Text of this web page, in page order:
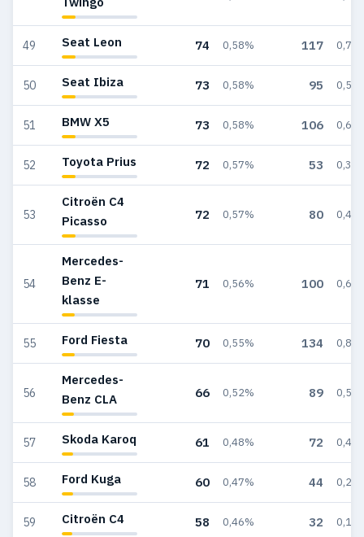
49 Seat Leon 74 0,58% 117
50 Seat Ibiza 73 0,58% 95
51 BMW X5 73 0,58% 106
52 Toyota Prius 72 0,57% 53
53
Citroën C4
Picasso
72 0,57% 80
54
Mercedes-
Benz E-
klasse
71 0,56% 100
55 Ford Fiesta 70 0,55% 134
56
Mercedes-
Benz CLA
66 0,52% 89
57 Skoda Karoq 61 0,48% 72
58 Ford Kuga 60 0,47% 44
59 Citroën C4 58 0,46% 32